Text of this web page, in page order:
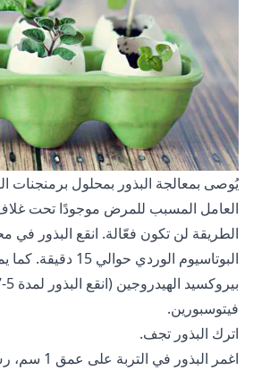
يُوصى بمعالجة البذور بمحلول برمنجنات
العامل المسبب للمرض موجودًا تحت
الطريقة لن تكون فعّالة. انقع البذور في
فيتوسبورين.
اترك البذور تجف.
اغمر البذور